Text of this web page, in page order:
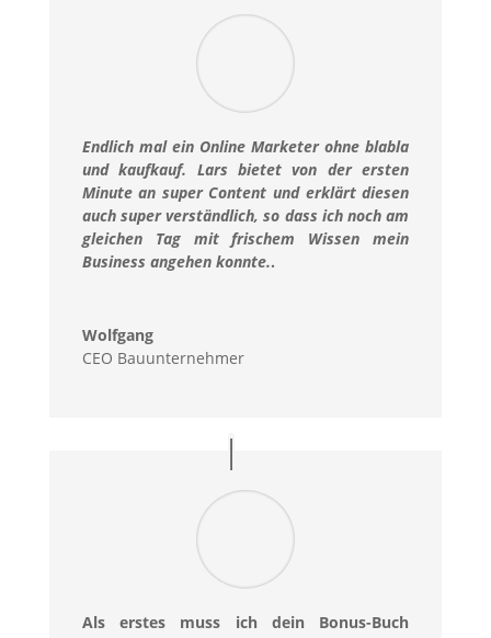
Endlich mal ein Online Marketer ohne blabla
und kaufkauf. Lars bietet von der ersten
Minute an super Content und erklärt diesen
auch super verständlich, so dass ich noch am
gleichen Tag mit frischem Wissen mein
Business angehen konnte..
Wolfgang
CEO Bauunternehmer
Als erstes muss ich dein Bonus-Buch